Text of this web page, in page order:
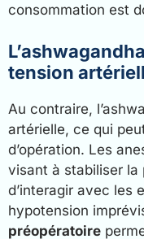
consommation est
tension
Au contraire,
artérielle, ce qui
d’opération. Les
visant à stabiliser la
d’interagir avec les
hypotension
préopératoire